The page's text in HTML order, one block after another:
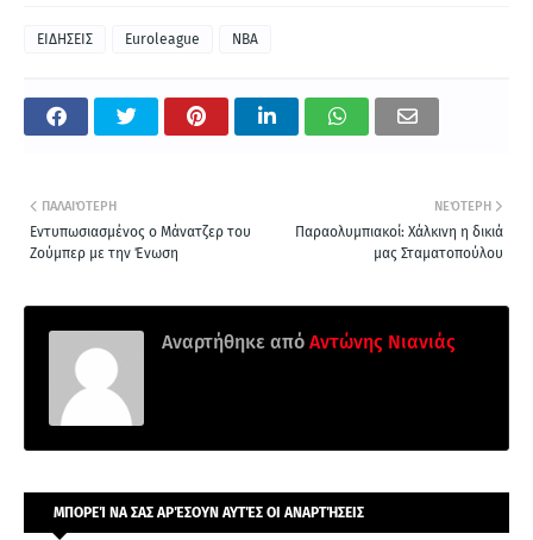
ΕΙΔΗΣΕΙΣ Euroleague NBA
ΝΕΌΤΕΡΗ
Παραολυμπιακοί: Χάλκινη η δικιά
μας Σταματοπούλου
ΠΑΛΑΙΌΤΕΡΗ
Εντυπωσιασμένος ο Μάνατζερ του
Ζούμπερ με την Ένωση
Αναρτήθηκε από Aντώνης Νιανιάς
ΜΠΟΡΕΊ ΝΑ ΣΑΣ ΑΡΈΣΟΥΝ ΑΥΤΈΣ ΟΙ ΑΝΑΡΤΉΣΕΙΣ